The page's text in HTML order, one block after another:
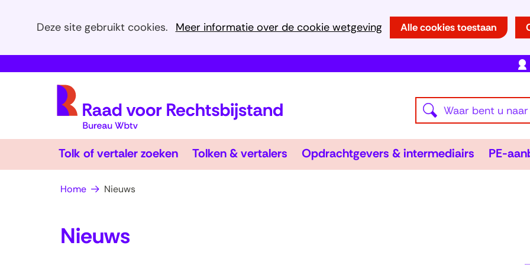
CookiesDeze site gebruikt cookies.
Meer informatie over de cookie wetgeving
deze
Alle cookies toestaan
Ga
naar
k
Waar
bent
u
naar
op
Tolk of vertaler zoeken Tolken & vertalers
Tolken
vertalers
Uitklappen
Opdrachtgevers & intermediairs PE-
Home Nieuws
Nieuws